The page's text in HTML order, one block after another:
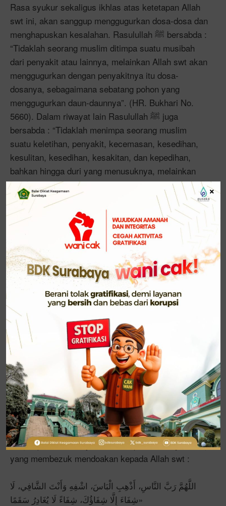
Rasa syukur sekaligus ikhlas atas ketetapan Allah
swt ini, akan sanggup menggugurkan dosa-dosa dan
menghapuskan kesalahan. Rasulullah ﷺ bersabda :
“Tidaklah seorang muslim ditimpa suatu musibah
dari penyakit atau lainnya, melainkan Allah swt akan
menggugurkan dengan penyakitnya itu dosa-
dosanya, sebagaimana sebatang pohon yang
menggugurkan daun-daunnya”. (HR. Bukhari No.
5660). Dalam riwayat lain Rasulullah ﷺ juga
bersabda : “Tidaklah menimpa seorang muslim
suatu keletihan, penyakit, kecemasan, kesedihan,
kesulitan, kesedihan, kesakitan, dan kepedihan,
bahkan hingga duri yang menusuknya, melainkan
dengan semua itu Allah akan menghapuskan segala
kesalahannya”. (HR. Bukhari 5642; Muslim 2573).
Sering dijumpai sikap mengeluh dan stress, ketika
sedang terserang sakit. Bahkan tidak bisa
menerima, malah menyalahkan Tuhan. Justru
bersikap sering mengeluh dan mudah stress inilah
yang akan menurunkan kekebalan tubuh. Sehingga
sakitnya bertahan lama dan sukar sembuhnya.
Kehadiran sanak saudara handai taulan
menjenguk/bezuk, mampu meringankan penderitaan
akan sakitnya. Jugasharing/memberi info-info
pengalaman yang menyehatkan serta mendoakan
kepada Allah swt agar segera sehat kembali.
Rasulullah ﷺ bersabda “Barangsiapa menjenguk
orang yang sakit, maka (malaikat) dari langit
memanggil, ‘berbahagialah kamu dan sungguh baik
langkahmu dan engkau menempati sebuah rumah di
surga’ (HR. Ibnu Majah No. 1443). Hendaknya orang
yang membezuk mendoakan kepada Allah swt :
‌اللَّهُمَّ ‌رَبَّ ‌النَّاسِ، ‌أَذْهِبِ ‌الْبَاسَ، اشْفِهِ وَأَنْتَ الشَّافِي، لَا
شِفَاءَ إِلَّا شِفَاؤُكَ، شِفَاءً لَا يُغَادِرُ سَقَمًا»
×